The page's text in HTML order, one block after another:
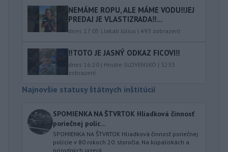
NEMÁME ROPU, ALE MÁME VODU‼️JEJ
PREDAJ JE VLASTIZRADA‼️...
dnes 17:05 |Jakab Július | 493 zobrazení
‼️TOTO JE JASNÝ ODKAZ FICOVI‼️
dnes 16:20 | Hnutie SLOVENSKO | 3233
zobrazení
Najnovšie statusy štátnych inštitúcií
SPOMIENKA NA ŠTVRTOK Hliadková činnosť
poriečnej políc...
SPOMIENKA NA ŠTVRTOK Hliadková činnosť poriečnej
polície v 80 rokoch 20. storočia. Na kúpaliskách a
prírodných jazerá...